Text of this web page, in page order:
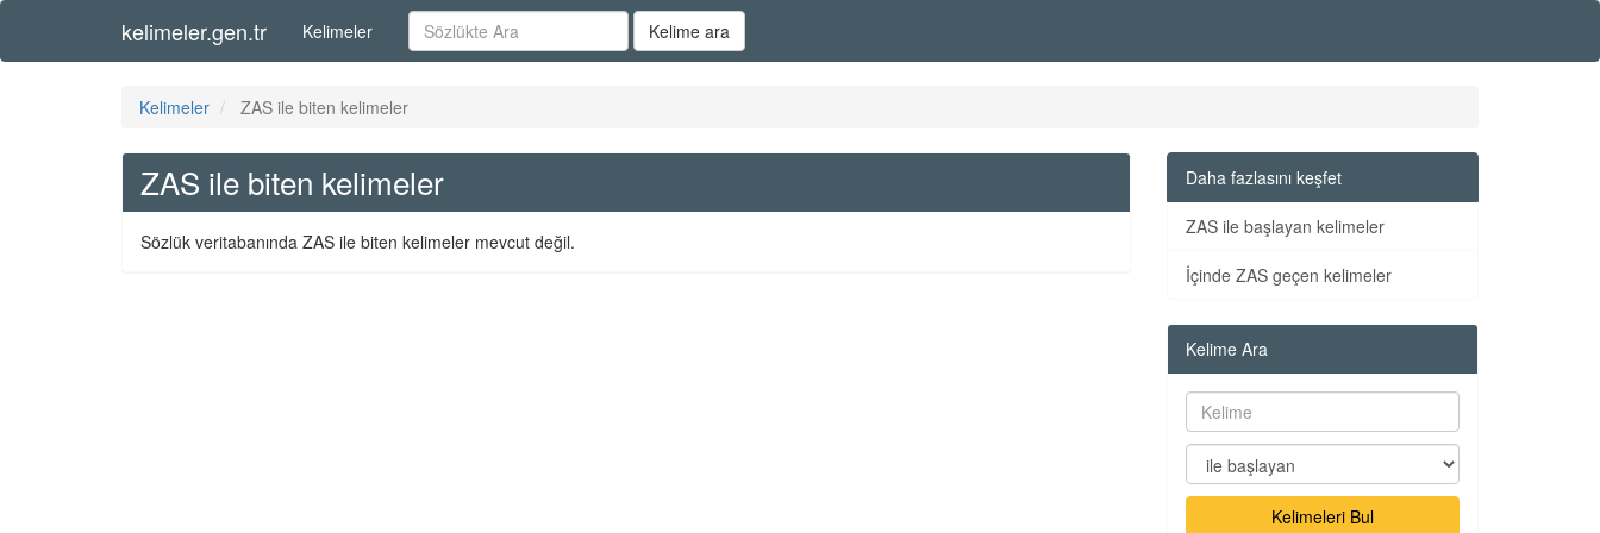
kelimeler.gen.tr Kelimeler Kelime ara
Kelimeler ZAS ile biten kelimeler
ZAS ile biten kelimeler
Sözlük veritabanında ZAS ile biten kelimeler mevcut değil.
Daha fazlasını keşfet
ZAS ile başlayan kelimeler
İçinde ZAS geçen kelimeler
Kelime Ara
Kelimeleri Bul